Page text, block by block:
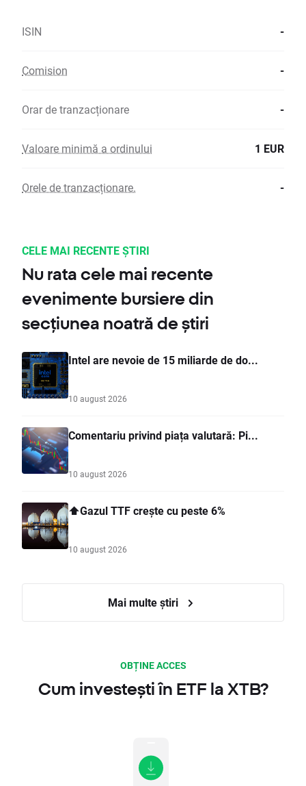
ISIN -
Comision -
Orar de tranzacționare -
Valoare minimă a ordinului 1 EUR
Orele de tranzacționare. -
CELE MAI RECENTE ȘTIRI
Nu rata cele mai recente
evenimente bursiere din
secțiunea noatră de știri
Intel are nevoie de 15 miliarde de do...
10 august 2026
Comentariu privind piața valutară: Pi...
10 august 2026
⬆️Gazul TTF crește cu peste 6%
10 august 2026
Mai multe știri
OBȚINE ACCES
Cum investești în ETF la XTB?